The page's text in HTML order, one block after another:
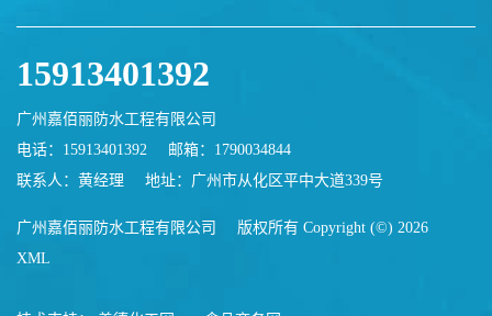
15913401392
广州嘉佰丽防水工程有限公司
电话：15913401392
邮箱： 1790034844
联系人：黄经理
地址：广州市从化区平中大道339号
广州嘉佰丽防水工程有限公司
版权所有 Copyright (©) 2026
XML